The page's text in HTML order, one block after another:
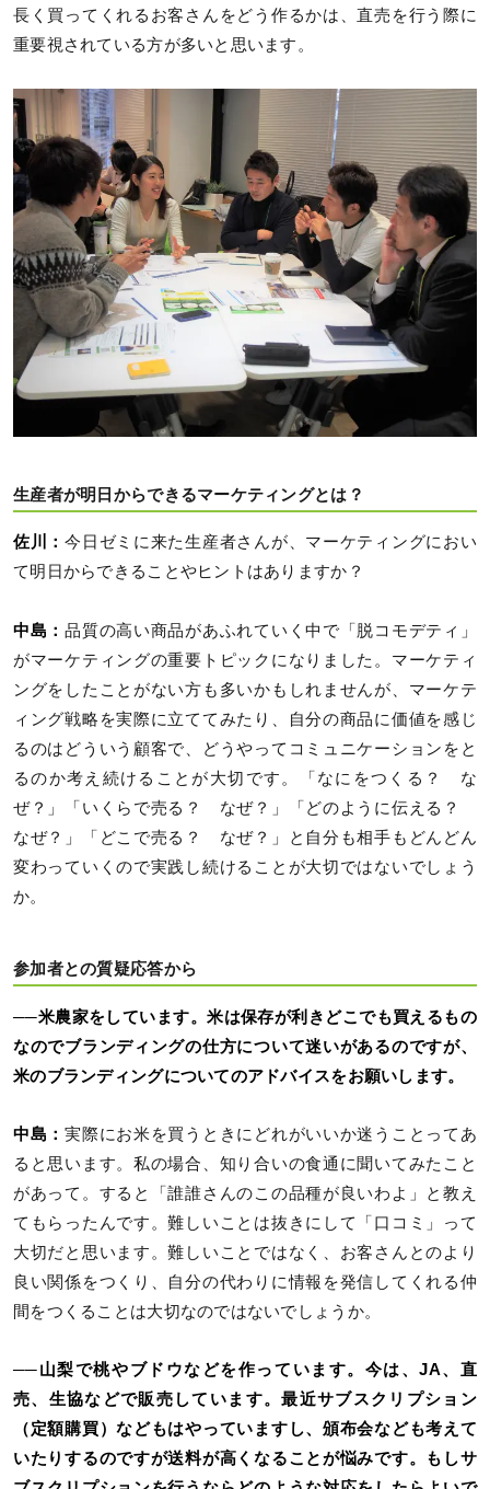
長く買ってくれるお客さんをどう作るかは、直売を行う際に
重要視されている方が多いと思います。
生産者が明日からできるマーケティングとは？
佐川：今日ゼミに来た生産者さんが、マーケティングにおい
て明日からできることやヒントはありますか？
中島：品質の高い商品があふれていく中で「脱コモデティ」
がマーケティングの重要トピックになりました。マーケティ
ングをしたことがない方も多いかもしれませんが、マーケテ
ィング戦略を実際に立ててみたり、自分の商品に価値を感じ
るのはどういう顧客で、どうやってコミュニケーションをと
るのか考え続けることが大切です。「なにをつくる？ な
ぜ？」「いくらで売る？ なぜ？」「どのように伝える？
なぜ？」「どこで売る？ なぜ？」と自分も相手もどんどん
変わっていくので実践し続けることが大切ではないでしょう
か。
参加者との質疑応答から
──米農家をしています。米は保存が利きどこでも買えるもの
なのでブランディングの仕方について迷いがあるのですが、
米のブランディングについてのアドバイスをお願いします。
中島：実際にお米を買うときにどれがいいか迷うことってあ
ると思います。私の場合、知り合いの食通に聞いてみたこと
があって。すると「誰誰さんのこの品種が良いわよ」と教え
てもらったんです。難しいことは抜きにして「口コミ」って
大切だと思います。難しいことではなく、お客さんとのより
良い関係をつくり、自分の代わりに情報を発信してくれる仲
間をつくることは大切なのではないでしょうか。
──山梨で桃やブドウなどを作っています。今は、JA、直
売、生協などで販売しています。最近サブスクリプション
（定額購買）などもはやっていますし、頒布会なども考えて
いたりするのですが送料が高くなることが悩みです。もしサ